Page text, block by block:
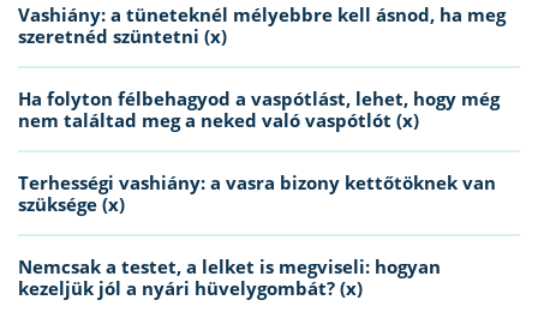
Vashiány: a tüneteknél mélyebbre kell ásnod, ha meg
szeretnéd szüntetni (x)
Ha folyton félbehagyod a vaspótlást, lehet, hogy még
nem találtad meg a neked való vaspótlót (x)
Terhességi vashiány: a vasra bizony kettőtöknek van
szüksége (x)
Nemcsak a testet, a lelket is megviseli: hogyan
kezeljük jól a nyári hüvelygombát? (x)